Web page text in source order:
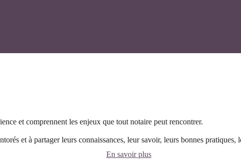
et comprennent les enjeux que tout notaire peut rencontrer.
et à partager leurs connaissances, leur savoir, leurs bonnes
En savoir plus